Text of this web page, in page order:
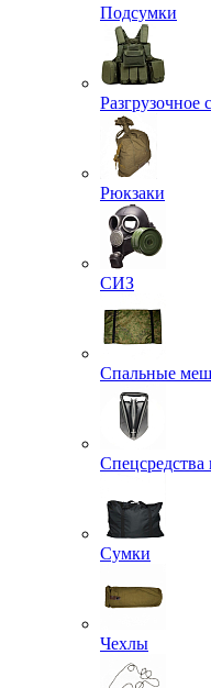
Подсумки
Разгрузочное
Рюкзаки
СИЗ
Спальные
Спецсредства
Сумки
Чехлы